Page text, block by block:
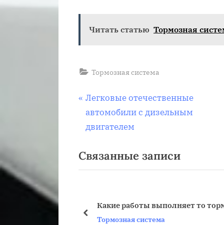
Читать статью Тормозная
Тормозная система
Навигация
по
П
р
е
ы
д
а
Легковые отечественные
автомобили с дизельным
двигателем
Связанные записи
Какие работы выполняет то
Тормозная система
пред